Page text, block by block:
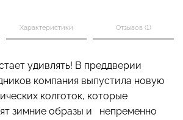
Характеристики Отзывов (1)
удивлять! В преддверии
компания выпустила новую
колготок, которые
зимние образы и непременно